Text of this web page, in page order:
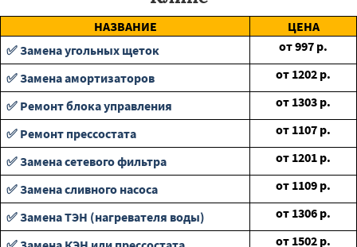
НАЗВАНИЕ
ЦЕНА
✅ Замена угольных щеток
от997 р.
✅ Замена амортизаторов
от 1202 р.
✅ Ремонт блока управления
от 1303 р.
✅ Ремонт прессостата
от 1107 р.
✅ Замена сетевого фильтра
от 1201 р.
✅ Замена сливного насоса
от 1109 р.
✅ Замена ТЭН (нагревателя воды)
от 1306 р.
от 1502 р.